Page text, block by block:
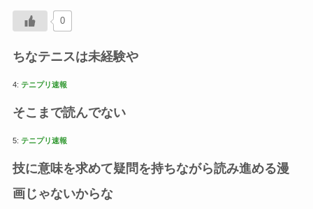
0
ちなテニスは未経験や
4: テニプリ速報
そこまで読んでない
5: テニプリ速報
技に意味を求めて疑問を持ちながら読み進める漫
画じゃないからな